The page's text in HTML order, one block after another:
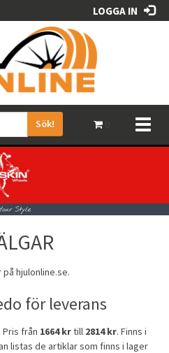
LOGGA IN
Sök!
på hjulonline.se.
för leverans
Pris från 1664 krtill 2814 kr. Finns i
listas de artiklar som finns i lager